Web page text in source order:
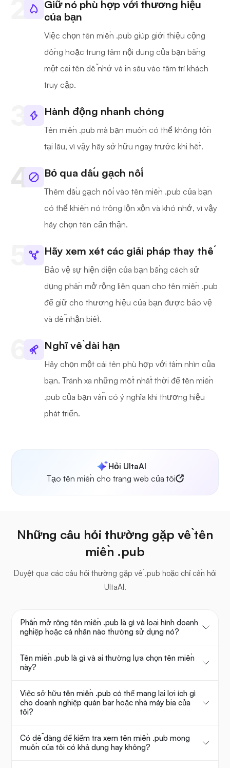
Giữ nó phù hợp với thương hiệu
của bạn
Việc chọn tên miền .pub giúp giới thiệu cộng
đồng hoặc trung tâm nội dung của bạn bằng
một cái tên dễ nhớ và in sâu vào tâm trí khách
truy cập.
Hành động nhanh chóng
Tên miền .pub mà bạn muốn có thể không tồn
tại lâu, vì vậy hãy sở hữu ngay trước khi hết.
Bỏ qua dấu gạch nối
Thêm dấu gạch nối vào tên miền .pub của bạn
có thể khiến nó trông lộn xộn và khó nhớ, vì vậy
hãy chọn tên cẩn thận.
Hãy xem xét các giải pháp thay thế
Bảo vệ sự hiện diện của bạn bằng cách sử
dụng phần mở rộng liên quan cho tên miền .pub
để giữ cho thương hiệu của bạn được bảo vệ
và dễ nhận biết.
Nghĩ về dài hạn
Hãy chọn một cái tên phù hợp với tầm nhìn của
bạn. Tránh xa những mốt nhất thời để tên miền
.pub của bạn vẫn có ý nghĩa khi thương hiệu
phát triển.
Hỏi UltaAI
Tạo tên miền cho trang web của tôi
Những câu hỏi thường gặp về tên
miền .pub
Duyệt qua các câu hỏi thường gặp về .pub hoặc chỉ cần hỏi
UltaAI.
Phần mở rộng tên miền .pub là gì và loại hình doanh
nghiệp hoặc cá nhân nào thường sử dụng nó?
Tên miền .pub là gì và ai thường lựa chọn tên miền
này?
Việc sở hữu tên miền .pub có thể mang lại lợi ích gì
cho doanh nghiệp quán bar hoặc nhà máy bia của
tôi?
Có dễ dàng để kiểm tra xem tên miền .pub mong
muốn của tôi có khả dụng hay không?